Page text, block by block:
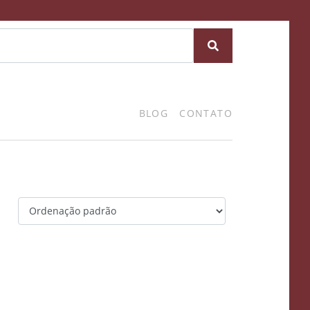
BLOG CONTATO